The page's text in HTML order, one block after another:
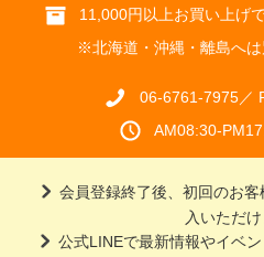
11,000円以上お買い上げ
※北海道・沖縄・離島へ
06-6761-7975／
AM08:30-
会員登録終了後、初回のお客
入いただけ
公式LINEで最新情報やイベ